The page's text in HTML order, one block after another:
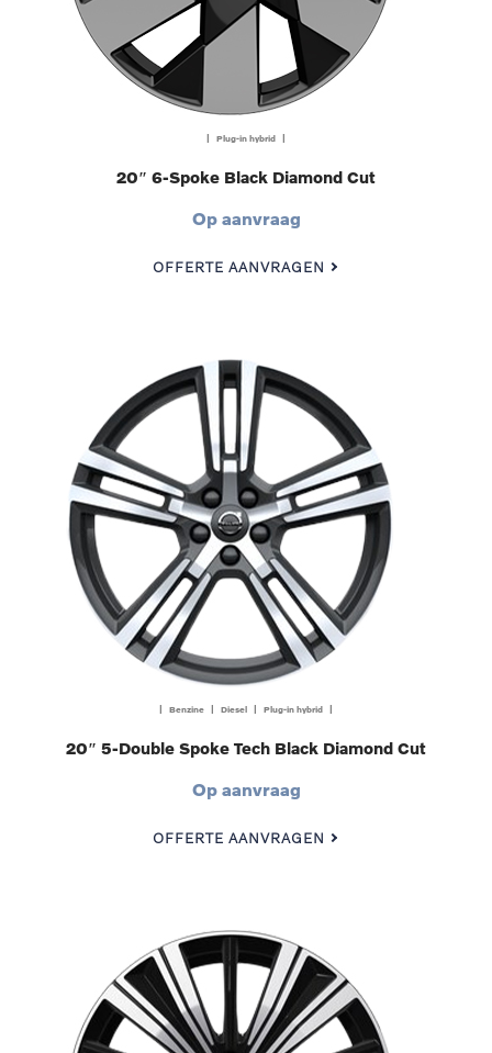
| Plug-in hybrid |
20″ 6-Spoke Black Diamond Cut
Op aanvraag
OFFERTE AANVRAGEN
| Benzine | Diesel | Plug-in hybrid |
20″ 5-Double Spoke Tech Black Diamond Cut
Op aanvraag
OFFERTE AANVRAGEN